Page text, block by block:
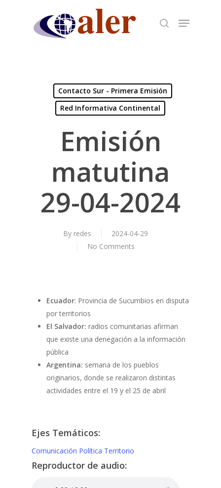
Contacto Sur - Primera Emisión
Red Informativa Continental
Emisión
matutina
29-04-2024
By redes
2024-04-29
No Comments
Ecuador: Provincia de Sucumbios en disputa
por territorios
El Salvador: radios comunitarias afirman
que existe una denegación a la información
pública
Argentina: semana de los pueblos
originarios, donde se realizaron distintas
actividades entre el 19 y el 25 de abril
Ejes Temáticos:
Comunicación Política Territorio
Reproductor de audio: